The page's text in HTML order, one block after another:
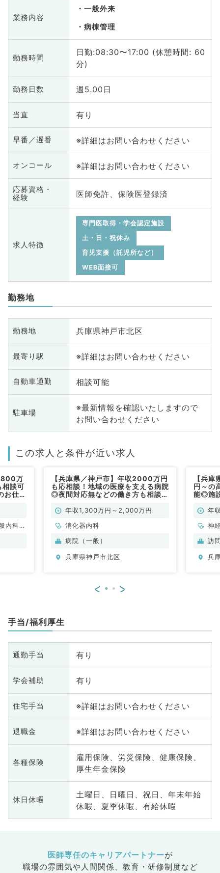
業務内容
一般外来
病棟管理
勤務時間
日勤:08:30〜17:00 (休憩時間: 60
分)
勤務日数 週5.00日
当直 有り
早番／遅番 ※詳細はお問い合わせください
オンコール ※詳細はお問い合わせください
応募資格・
経験
医師免許、保険医登録済
求人特徴
専門医取得・学会認定施設
土・日・祝休み
育児支援（託児所など）
WEB面接可
勤務地
勤務地 兵庫県神戸市北区
最寄り駅 ※詳細はお問い合わせください
自動車通勤 相談可能
駐車場
※最新情報を確認いたしますので
お問い合わせください
この求人と条件が近い求人
万
談可
お仕事
内科、
【兵庫県／神戸市】年収2000万円
も応相談！地域の医療を支える病院
◎夜間対応無などの働き方も相談く
検査・救急対応のお仕事です（消化
年収1,300万円～2,000万円
消化器内科
病院（一般）
兵庫県神戸市北区
【兵
円～の
能◎施
年
神
循
科
訪
兵
< >
手当/福利厚生
通勤手当 有り
学会補助 有り
住宅手当 ※詳細はお問い合わせください
退職金 ※詳細はお問い合わせください
各種保険
雇用保険、労災保険、健康保険、
厚生年金保険
休日休暇
土曜日、日曜日、祝日、年末年始
休暇、夏季休暇、有給休暇
医師専任のキャリアパートナーが
職場の雰囲気や人間関係、 教育・研修制度など